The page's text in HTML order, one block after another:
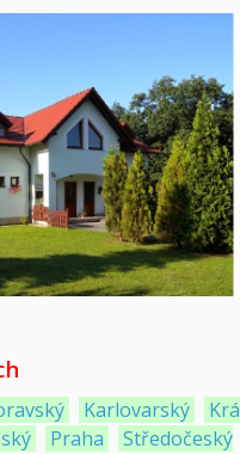
Karlovarský
Praha Středočeský